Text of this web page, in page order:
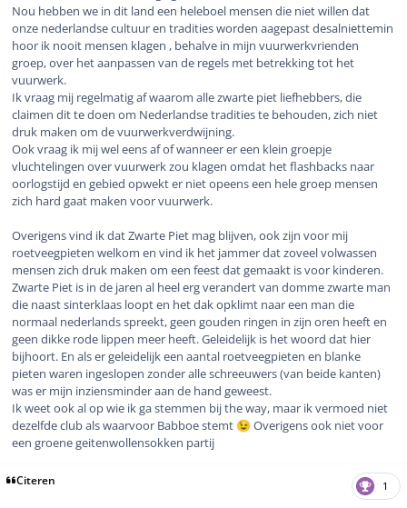
Nou hebben we in dit land een heleboel mensen die niet willen dat
onze nederlandse cultuur en tradities worden aagepast desalniettemin
hoor ik nooit mensen klagen , behalve in mijn vuurwerkvrienden
groep, over het aanpassen van de regels met betrekking tot het
vuurwerk.
Ik vraag mij regelmatig af waarom alle zwarte piet liefhebbers, die
claimen dit te doen om Nederlandse tradities te behouden, zich niet
druk maken om de vuurwerkverdwijning.
Ook vraag ik mij wel eens af of wanneer er een klein groepje
vluchtelingen over vuurwerk zou klagen omdat het flashbacks naar
oorlogstijd en gebied opwekt er niet opeens een hele groep mensen
zich hard gaat maken voor vuurwerk.
Overigens vind ik dat Zwarte Piet mag blijven, ook zijn voor mij
roetveegpieten welkom en vind ik het jammer dat zoveel volwassen
mensen zich druk maken om een feest dat gemaakt is voor kinderen.
Zwarte Piet is in de jaren al heel erg verandert van domme zwarte man
die naast sinterklaas loopt en het dak opklimt naar een man die
normaal nederlands spreekt, geen gouden ringen in zijn oren heeft en
geen dikke rode lippen meer heeft. Geleidelijk is het woord dat hier
bijhoort. En als er geleidelijk een aantal roetveegpieten en blanke
pieten waren ingeslopen zonder alle schreeuwers (van beide kanten)
was er mijn inziensminder aan de hand geweest.
Ik weet ook al op wie ik ga stemmen bij the way, maar ik vermoed niet
dezelfde club als waarvoor Babboe stemt 😉 Overigens ook niet voor
een groene geitenwollensokken partij
Citeren 1